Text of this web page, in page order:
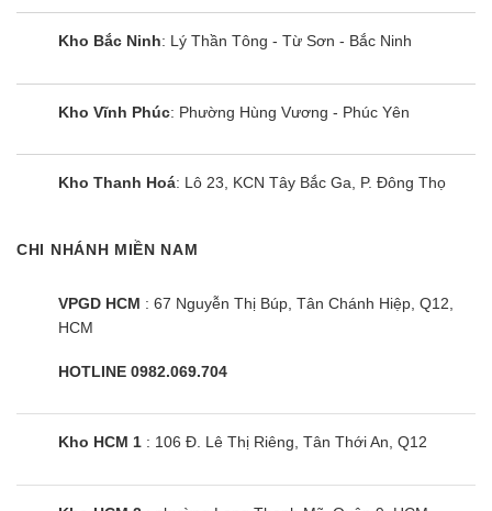
Kho Bắc Ninh: Lý Thần Tông - Từ Sơn - Bắc Ninh
Kho Vĩnh Phúc: Phường Hùng Vương - Phúc Yên
Kho Thanh Hoá: Lô 23, KCN Tây Bắc Ga, P. Đông Thọ
CHI NHÁNH MIỀN NAM
VPGD HCM : 67 Nguyễn Thị Búp, Tân Chánh Hiệp, Q12,
HCM
HOTLINE 0982.069.704
Kho HCM 1 : 106 Đ. Lê Thị Riêng, Tân Thới An, Q12